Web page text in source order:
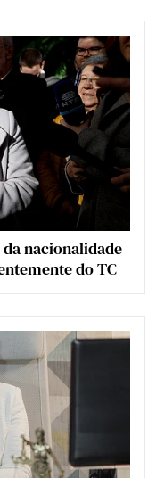
nacionalidade
do TC